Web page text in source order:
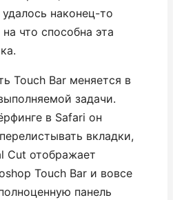
наконец-то
что способна эта
Touch Bar меняется в
задачи.
в Safari он
вкладки,
Cut отображает
Touch Bar и вовсе
панель